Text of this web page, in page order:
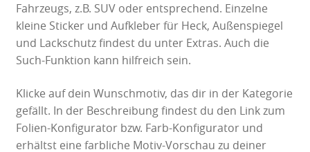
Fahrzeugs, z.B. SUV oder entsprechend. Einzelne
kleine Sticker und Aufkleber für Heck, Außenspiegel
und Lackschutz findest du unter Extras. Auch die
Such-Funktion kann hilfreich sein.
Klicke auf dein Wunschmotiv, das dir in der Kategorie
gefällt. In der Beschreibung findest du den Link zum
Folien-Konfigurator bzw. Farb-Konfigurator und
erhältst eine farbliche Motiv-Vorschau zu deiner